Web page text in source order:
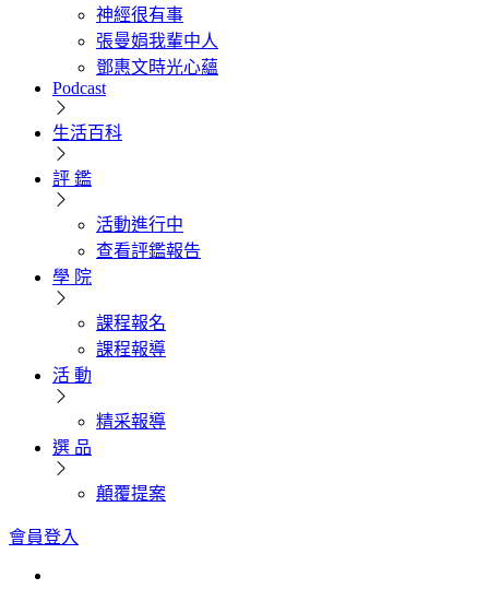
神經很有事
張曼娟我輩中人
鄧惠文時光心蘊
Podcast
生活百科
評 鑑
活動進行中
查看評鑑報告
學 院
課程報名
課程報導
活 動
精采報導
選 品
顛覆提案
會員登入